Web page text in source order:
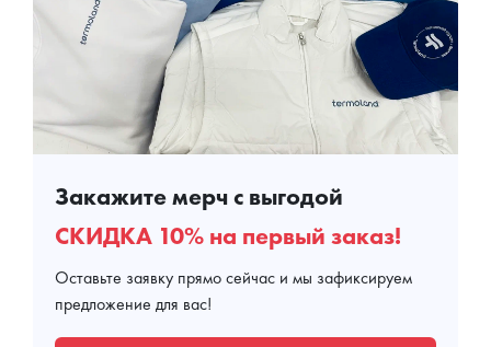
Закажите мерч с выгодой
СКИДКА 10% на первый заказ!
Оставьте заявку прямо сейчас и мы зафиксируем
предложение для вас!